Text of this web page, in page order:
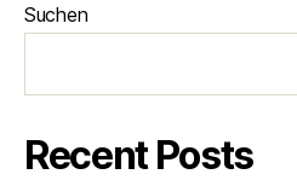
Suchen
Recent Posts